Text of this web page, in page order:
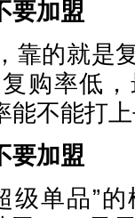
要加盟
的就是
购率低
能不能打
要加盟
单品”的